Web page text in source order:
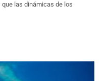
las dinámicas de los